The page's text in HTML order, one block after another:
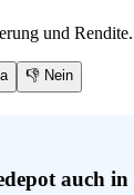
und Rendite.
👎 Nein
auch